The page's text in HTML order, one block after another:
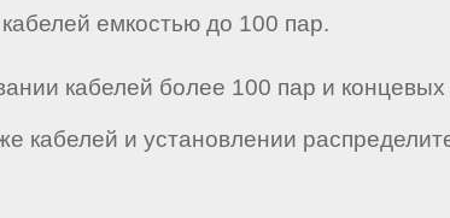
емкостью до 100 пар.
кабелей более 100 пар и
кабелей и установлении